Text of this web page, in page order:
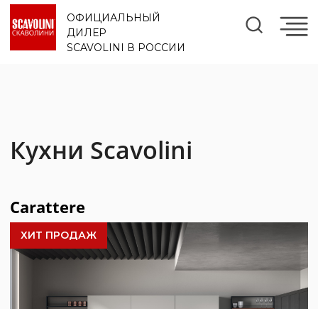
ОФИЦИАЛЬНЫЙ
ДИЛЕР
SCAVOLINI В РОССИИ
ХИТ ПРОДАЖ
Carattere